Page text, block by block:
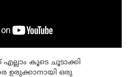
കൂടെ ചൂടാക്കി
ഉരുക്കാനായി ഒരു